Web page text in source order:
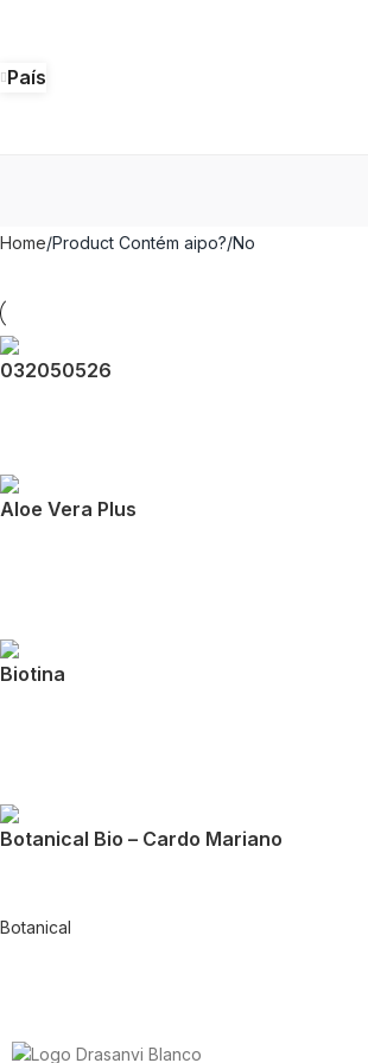
País
Home Product Contém aipo? No
032050526
Aloe Vera Plus
Biotina
Botanical Bio – Cardo Mariano
Botanical